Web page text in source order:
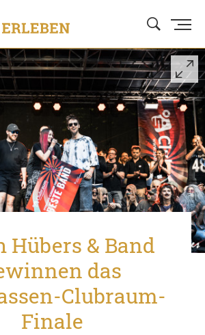
Hübers & Band
das
Clubraum-
Finale